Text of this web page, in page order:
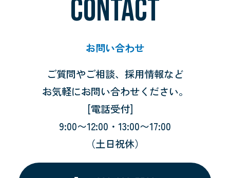
CONTACT
お問い合わせ
ご質問やご相談、採用情報など
お気軽にお問い合わせください。
[電話受付]
9:00〜12:00・13:00〜17:00
（土日祝休）